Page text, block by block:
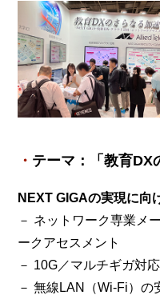
テーマ：「教育DX
NEXT GIGAの実現に向
－ ネットワーク専業メ
ークアセスメント
－ 10G／マルチギガ対
－ 無線LAN（Wi-Fi）の